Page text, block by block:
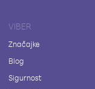
VIBER
Značajke
Blog
Sigurnost